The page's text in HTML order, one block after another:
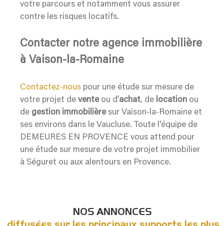
votre parcours et notamment vous assurer
contre les risques locatifs.
Contacter notre agence immobilière
à Vaison-la-Romaine
Contactez-nous pour une étude sur mesure de
votre projet de venteou d’achat, de location ou
de gestion immobilièresur Vaison-la-Romaine et
ses environs dans le Vaucluse. Toute l'équipe de
DEMEURES EN PROVENCE vous attend pour
une étude sur mesure de votre projet immobilier
à Séguret ou aux alentours en Provence.
NOS ANNONCES